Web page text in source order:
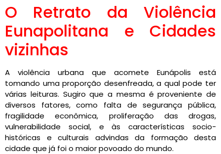
O Retrato da Violência
Eunapolitana e Cidades
vizinhas
A violência urbana que acomete Eunápolis está
tomando uma proporção desenfreada, a qual pode ter
várias leituras. Sugiro que a mesma é proveniente de
diversos fatores, como falta de segurança pública,
fragilidade econômica, proliferação das drogas,
vulnerabilidade social, e às características socio-
históricas e culturais advindas da formação desta
cidade que já foi o maior povoado do mundo.